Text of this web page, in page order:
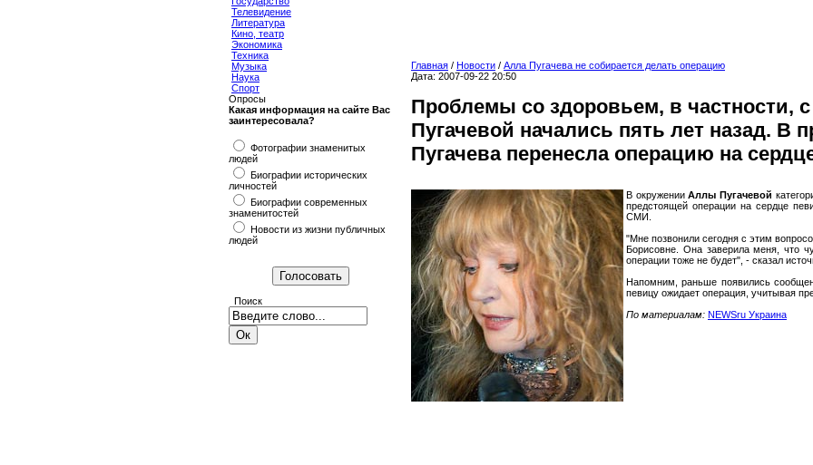
Телевидение
Литература
Кино, театр
Экономика
Техника
Музыка
Наука
Спорт
Опросы
Какая информация на сайте Вас
заинтересовала?
Фотографии знаменитых
людей
Биографии исторических
личностей
Биографии современных
знаменитостей
Новости из жизни публичных
людей
Поиск
Главная / Новости / Алла Пугачева не собирается делать операцию
Дата: 2007-09-22 20:50
Проблемы со здоровьем, в частности,
Пугачевой начались пять лет назад. В
Пугачева перенесла операцию на
В окруженииАллы Пугачевой
предстоящей операции на сердце
СМИ.
"Мне позвонили сегодня с этим
Борисовне. Она заверила меня, что
операции тоже не будет", - сказал
Напомним, раньше появились
певицу ожидает операция, учитывая
По материалам: NEWSru Украина